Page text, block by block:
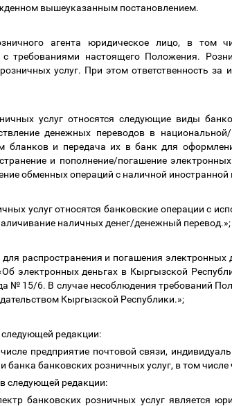
вышеуказанным постановлением.
агента юридическое лицо, в том
с требованиями настоящего Положения.
услуг. При этом ответственность за
услуг относятся следующие виды
денежных переводов в
бланков и передача их в банк для
и пополнение/погашение
обменных операций с наличной
услуг относятся банковские операции с
наличных денег/денежный перевод.»;
распространения и погашения
электронных деньгах в Кыргызской
№ 15/6. В случае несоблюдения требований
Кыргызской Республики.»;
редакции:
предприятие почтовой связи,
банковских розничных услуг, в том числе
следующей редакции:
банковских розничных услуг является